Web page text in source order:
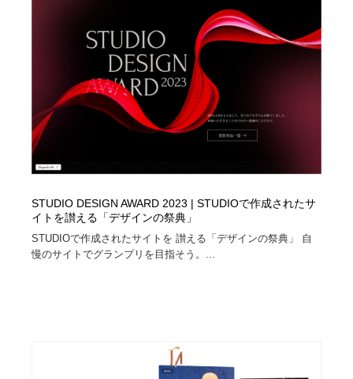
STUDIO DESIGN AWARD 2023 | STUDIOで作成されたサ
イトを讃える「デザインの祭典」
STUDIOで作成されたサイトを 讃える「デザインの祭典」 自
慢のサイトでグランプリを目指そう。...